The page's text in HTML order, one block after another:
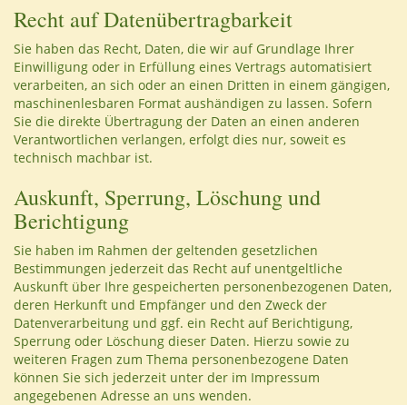
Recht auf Datenübertragbarkeit
Sie haben das Recht, Daten, die wir auf Grundlage Ihrer
Einwilligung oder in Erfüllung eines Vertrags automatisiert
verarbeiten, an sich oder an einen Dritten in einem gängigen,
maschinenlesbaren Format aushändigen zu lassen. Sofern
Sie die direkte Übertragung der Daten an einen anderen
Verantwortlichen verlangen, erfolgt dies nur, soweit es
technisch machbar ist.
Auskunft, Sperrung, Löschung und
Berichtigung
Sie haben im Rahmen der geltenden gesetzlichen
Bestimmungen jederzeit das Recht auf unentgeltliche
Auskunft über Ihre gespeicherten personenbezogenen Daten,
deren Herkunft und Empfänger und den Zweck der
Datenverarbeitung und ggf. ein Recht auf Berichtigung,
Sperrung oder Löschung dieser Daten. Hierzu sowie zu
weiteren Fragen zum Thema personenbezogene Daten
können Sie sich jederzeit unter der im Impressum
angegebenen Adresse an uns wenden.